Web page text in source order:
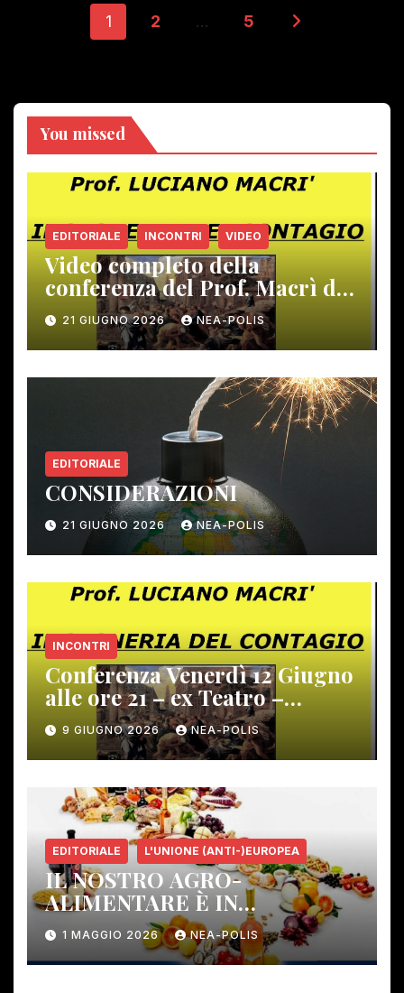
Paginazione
articoli
1 2 … 5
You missed
EDITORIALE INCONTRI VIDEO
Video completo della
conferenza del Prof. Macrì del
12 giugno scorso
21 GIUGNO 2026 NEA-POLIS
EDITORIALE
CONSIDERAZIONI
21 GIUGNO 2026 NEA-POLIS
INCONTRI
Conferenza Venerdì 12 Giugno
alle ore 21 – ex Teatro –
Gambassi Terme –
9 GIUGNO 2026 NEA-POLIS
EDITORIALE L'UNIONE (ANTI-)EUROPEA
IL NOSTRO AGRO-
ALIMENTARE È IN
PERICOLO!
1 MAGGIO 2026 NEA-POLIS